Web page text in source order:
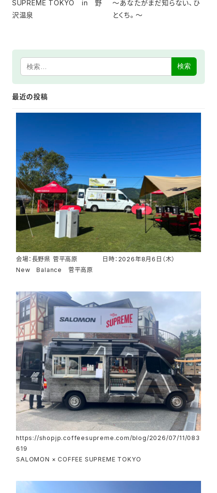
SUPREME TOKYO in 野
沢温泉
～あなたがまだ知らない、ひ
とくち。～
検索
最近の投稿
New Balance 菅平高原
会場：長野県 菅平高原 日時：2026年8月6日（木）
SALOMON × COFFEE SUPREME TOKYO
https://shopjp.coffeesupreme.com/blog/2026/07/11/083
619